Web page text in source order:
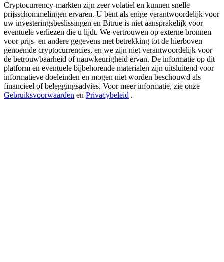
Register & Trade to Win 500,000 USDT
Precious Metals Trading Carnival
Trade Gold & Silver · 33,333 USDT Bonus
Cryptocurrency-markten zijn zeer volatiel en kunnen snelle
prijsschommelingen ervaren. U bent als enige verantwoordelijk voor
uw investeringsbeslissingen en Bitrue is niet aansprakelijk voor
eventuele verliezen die u lijdt. We vertrouwen op externe bronnen
voor prijs- en andere gegevens met betrekking tot de hierboven
genoemde cryptocurrencies, en we zijn niet verantwoordelijk voor
de betrouwbaarheid of nauwkeurigheid ervan. De informatie op dit
platform en eventuele bijbehorende materialen zijn uitsluitend voor
informatieve doeleinden en mogen niet worden beschouwd als
financieel of beleggingsadvies. Voor meer informatie, zie onze
Gebruiksvoorwaarden en Privacybeleid .